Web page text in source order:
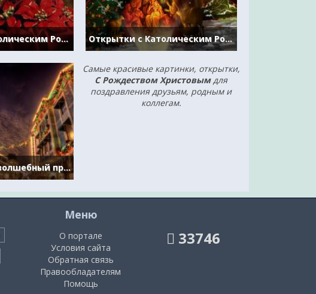
Открытки с Католическим Рождеством. Открытки с Католическим Рождеством.
Вот и наступил волшебный праздник Рождества
Самые красивые картинки, открытки,
C Рождеством Христовымдля
поздравления друзьям, родным и
коллегам.
Меню
О портале
Условия сайта
Обратная связь
Правообладателям
Помощь
33746